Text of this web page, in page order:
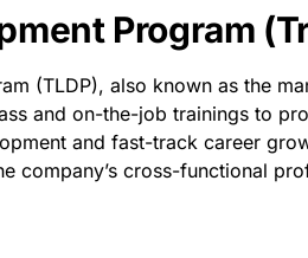
Program
(TLDP), also known as the
and on-the-job trainings to
and fast-track career
company’s cross-functional